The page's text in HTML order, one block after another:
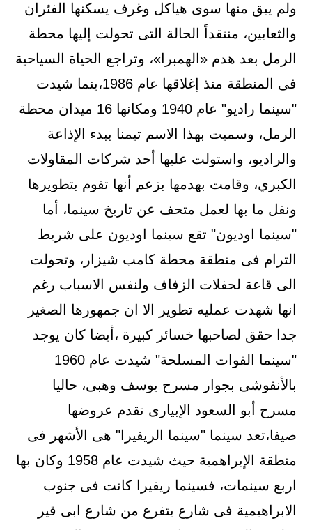
ولم يبق منها سوى هياكل وغرف يسكنها الفئران
والثعابين، منتقداً الحالة التى تحولت إليها محطة
الرمل بعد هدم «الهمبرا»، وتراجع الحياة السياحية
فى المنطقة منذ إغلاقها عام 1986،ينما شيدت
"سينما راديو" عام 1940 ومكانها 16 ميدان محطة
الرمل، وسميت بهذا الاسم تيمنا ببدء الإذاعة
والراديو، واستولت عليها أحد شركات المقاولات
الكبري، وقامت بهدمها بزعم أنها تقوم بتطويرها
ونقل ما بها لعمل متحف عن تاريخ سينما، أما
"سينما اوديون" تقع سينما اوديون على شريط
الترام فى منطقة محطة كامب شيزار، وتحولت
الى قاعة لحفلات الزفاف ولنفس الاسباب رغم
انها شهدت عمليه تطوير الا ان جمهورها الصغير
جدا حقق لصاحبها خسائر كبيرة ،أيضا كان يوجد
"سينما القوات المسلحة" شيدت عام 1960
بالأنفوشى بجوار مسرح يوسف وهبى، حاليا
مسرح أبو السعود الإبيارى تقدم عروضها
صيفا،تعد سينما "سينما الريفيرا" هى الأشهر فى
منطقة الإبراهمية حيث شيدت عام 1958 وكان بها
اربع سينمات، فسينما ريفيرا كانت فى جنوب
الابراهيمية فى شارع يتفرع من شارع ابى قير